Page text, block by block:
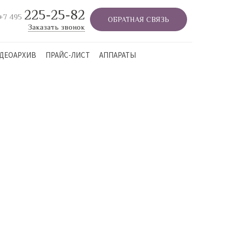
495 225-25-82
Заказать звонок
ОБРАТНАЯ СВЯЗЬ
ПРАЙС-ЛИСТ АППАРАТЫ